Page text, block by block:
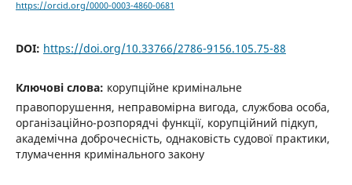
https://orcid.org/0000-0003-4860-0681
DOI: https://doi.org/10.33766/2786-9156.105.75-88
Ключові слова: корупційне кримінальне
правопорушення, неправомірна вигода, службова особа,
організаційно-розпорядчі функції, корупційний підкуп,
академічна доброчесність, однаковість судової практики,
тлумачення кримінального закону